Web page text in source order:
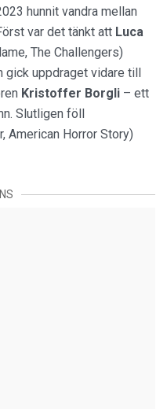
hunnit vandra mellan
var det tänkt att Luca
The Challengers)
gick uppdraget vidare till
Kristoffer Borgli – ett
Slutligen föll
American Horror Story)